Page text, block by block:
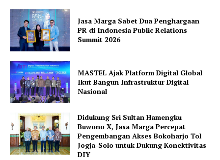
Jasa Marga Sabet Dua Penghargaan
PR di Indonesia Public Relations
Summit 2026
MASTEL Ajak Platform Digital Global
Ikut Bangun Infrastruktur Digital
Nasional
Didukung Sri Sultan Hamengku
Buwono X, Jasa Marga Percepat
Pengembangan Akses Bokoharjo Tol
Jogja-Solo untuk Dukung Konektivitas
DIY